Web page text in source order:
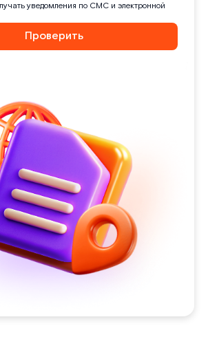
уведомления по СМС и электронной
Проверить